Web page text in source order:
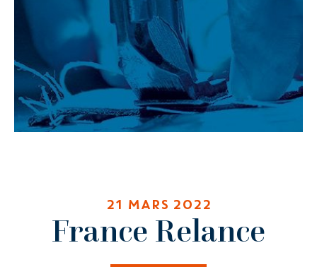
21 MARS 2022
France Relance